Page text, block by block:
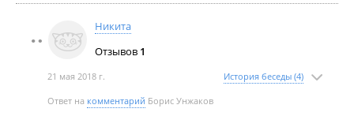
Никита
Отзывов 1
21 мая 2018 г. История беседы (4)
Ответ на комментарий Борис Унжаков